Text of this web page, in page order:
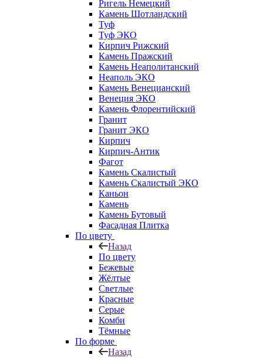
Ригель Немецкий
Камень Шотландский
Туф
Туф ЭКО
Кирпич Рижский
Камень Пражский
Камень Неаполитанский
Неаполь ЭКО
Камень Венецианский
Венеция ЭКО
Камень Флорентийский
Гранит
Гранит ЭКО
Кирпич
Кирпич-Антик
Фагот
Камень Скалистый
Камень Скалистый ЭКО
Каньон
Камень
Камень Бутовый
Фасадная Плитка
По цвету
Назад
По цвету
Бежевые
Жёлтые
Светлые
Красные
Серые
Комби
Тёмные
По форме
Назад